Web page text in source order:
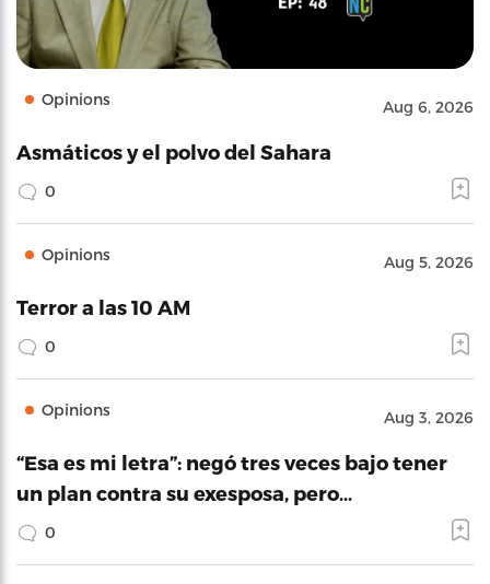
Opinions Aug 6, 2026
Asmáticos y el polvo del Sahara
0
Opinions Aug 5, 2026
Terror a las 10 AM
0
Opinions Aug 3, 2026
“Esa es mi letra”: negó tres veces bajo tener
un plan contra su exesposa, pero…
0